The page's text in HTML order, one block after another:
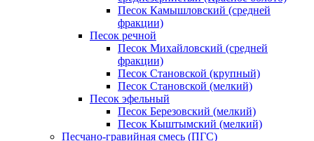
Песок Камышловский (средней
фракции)
Песок речной
Песок Михайловский (средней
фракции)
Песок Становской (крупный)
Песок Становской (мелкий)
Песок эфельный
Песок Березовский (мелкий)
Песок Кыштымский (мелкий)
Песчано-гравийная смесь (ПГС)